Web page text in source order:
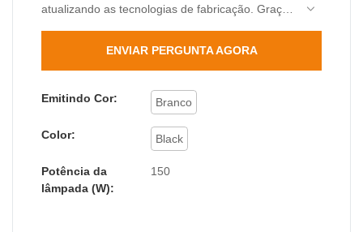
atualizando as tecnologias de fabricação. Graças
também melhorou muito. Tem uma ampla
ENVIAR PERGUNTA AGORA
Emitindo Cor: Branco
Color: Black
Potência da
lâmpada (W):
150